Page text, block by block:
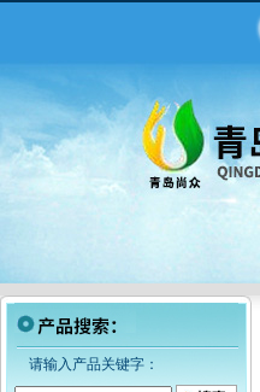
请输入产品关键字：